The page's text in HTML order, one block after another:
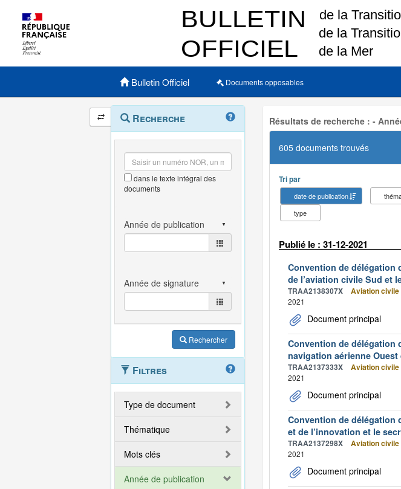
Menu principal
Bulletin Officiel Documents opposables
Navigation
et
outils
annexes
Menu
contextuel
Recherche
dans le texte intégral des
documents
Rechercher
Filtres
Type de document
Thématique
Mots clés
Année de publication
Résultats de recherche : -
605 documents trouvés
Tri par
date de publication
type
Publié le : 31-12-2021
Convention de délégation
de l’aviation civile Sud et
TRAA2138307X Aviation civile
2021
Document principal
Convention de délégation
navigation aérienne
TRAA2137333X Aviation civile
2021
Document principal
Convention de délégation
et de l’innovation et le
TRAA2137298X Aviation civile
2021
Document principal